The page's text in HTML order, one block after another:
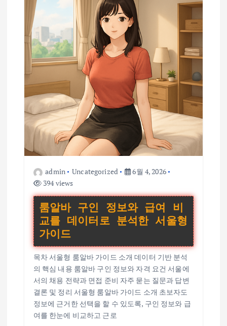
admin Uncategorized
6월 4, 2026
394 views
룸알바 구인 정보와 급여 비
교를 데이터로 분석한 서울형
가이드
목차 서울형 룸알바 가이드 소개 데이터 기반 분석
의 핵심 내용 룸알바 구인 정보와 자격 요건 서울에
서의 채용 전략과 면접 준비 자주 묻는 질문과 답변
결론 및 정리 서울형 룸알바 가이드 소개 초보자도
정보에 근거한 선택을 할 수 있도록, 구인 정보와 급
여를 한눈에 비교하고 근로